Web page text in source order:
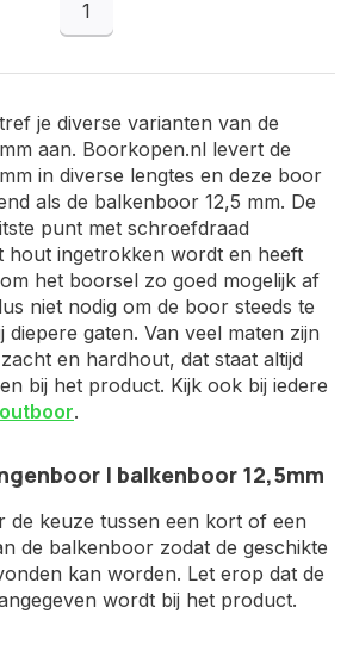
1
je diverse varianten van de
aan. Boorkopen.nl levert de
in diverse lengtes en deze boor
als de balkenboor 12,5 mm. De
punt met schroefdraad
hout ingetrokken wordt en heeft
het boorsel zo goed mogelijk af
niet nodig om de boor steeds te
diepere gaten. Van veel maten zijn
en hardhout, dat staat altijd
bij het product. Kijk ook bij iedere
.
| balkenboor 12,5mm
de keuze tussen een kort of een
de balkenboor zodat de geschikte
kan worden. Let erop dat de
wordt bij het product.